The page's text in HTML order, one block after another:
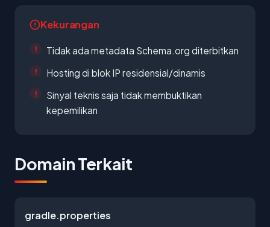
Kekurangan
Tidak ada metadata Schema.org diterbitkan
Hosting di blok IP residensial/dinamis
Sinyal teknis saja tidak membuktikan
kepemilikan
Domain Terkait
gradle.properties